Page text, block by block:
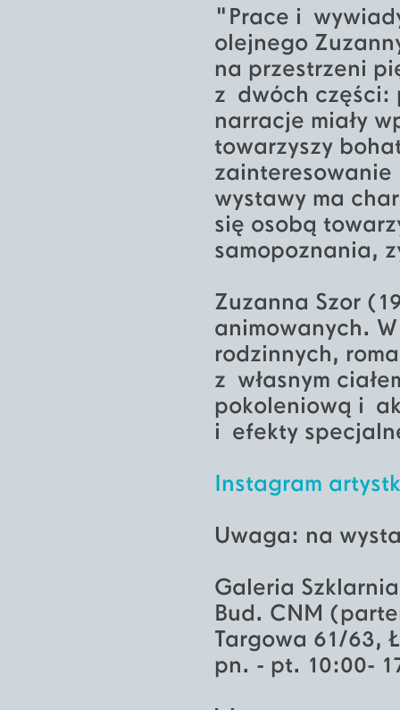
"Prace i
olejnego
na przestrzeni
z dwóch części:
narracje miały
towarzyszy
wystawy ma
się osobą
samopoznania,
Zuzanna Szor
animowanych.
rodzinnych,
z własnym
pokoleniową i
i efekty
Instagram
Uwaga: na
Galeria Szklarnia
Bud. CNM
Targowa 61/63,
pn. - pt. 10:00-